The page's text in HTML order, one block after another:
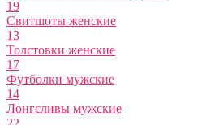
19
Свитшоты женские
13
Толстовки женские
17
Футболки мужские
14
Лонгсливы мужские